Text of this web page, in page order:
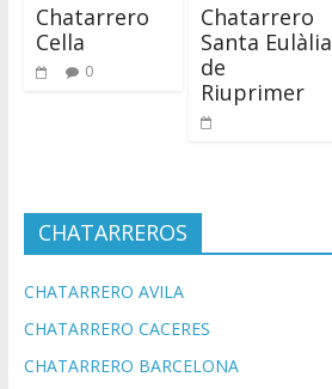
Chatarrero
Cella
0
Chatarrero
Santa Eulàlia
de
Riuprimer
CHATARREROS
CHATARRERO AVILA
CHATARRERO CACERES
CHATARRERO BARCELONA